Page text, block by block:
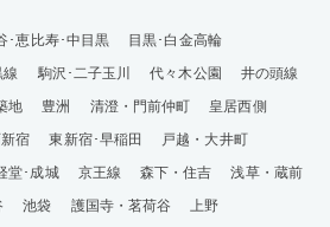
･恵比寿･中目黒
目黒･白金高輪
線 駒沢･二子玉川 代々木公園
井の頭線
地 豊洲 清澄・門前仲町
皇居西側
宿 東新宿･早稲田
戸越・大井町
堂･成城 京王線 森下・住吉
浅草・蔵前
池袋 護国寺・茗荷谷
上野